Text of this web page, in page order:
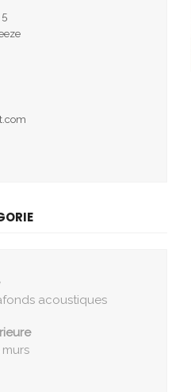
acoustiques